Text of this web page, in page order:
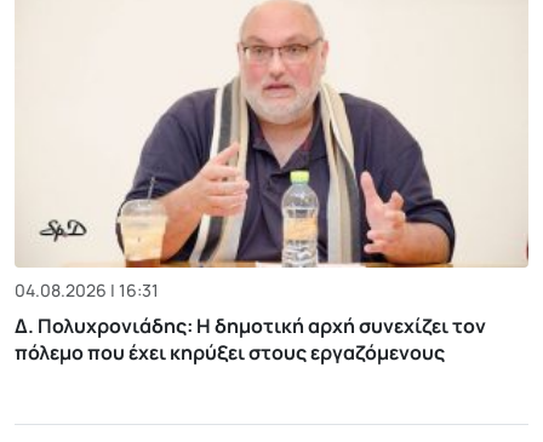
04.08.2026 | 16:31
Δ. Πολυχρονιάδης: Η δημοτική αρχή συνεχίζει τον
πόλεμο που έχει κηρύξει στους εργαζόμενους